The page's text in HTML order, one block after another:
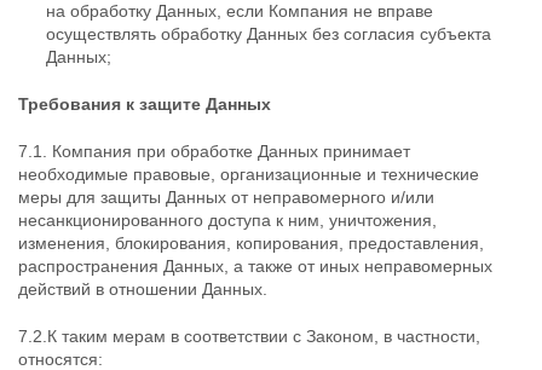
на обработку Данных, если Компания не вправе
осуществлять обработку Данных без согласия субъекта
Данных;
Требования к защите Данных
7.1. Компания при обработке Данных принимает
необходимые правовые, организационные и технические
меры для защиты Данных от неправомерного и/или
несанкционированного доступа к ним, уничтожения,
изменения, блокирования, копирования, предоставления,
распространения Данных, а также от иных неправомерных
действий в отношении Данных.
7.2.К таким мерам в соответствии с Законом, в частности,
относятся: